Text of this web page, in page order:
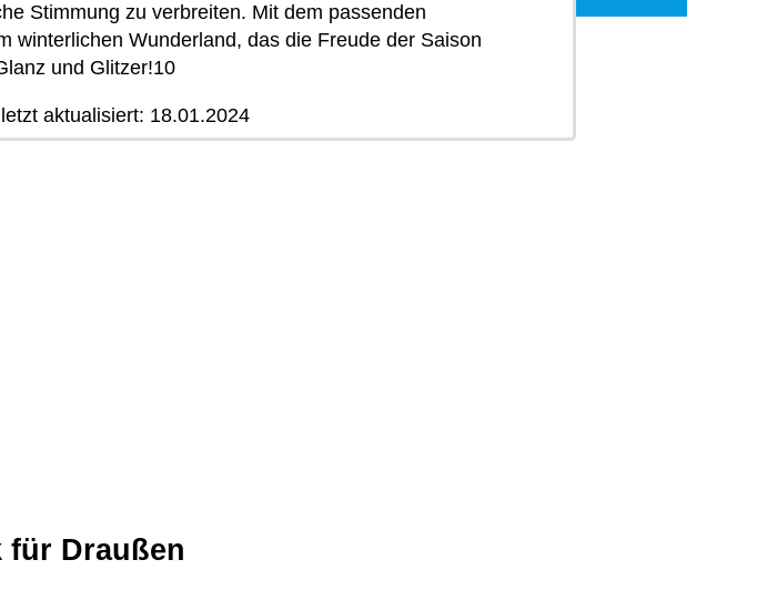
Stimmung zu verbreiten. Mit dem passenden
winterlichen Wunderland, das die Freude der Saison
und Glitzer!10
aktualisiert: 18.01.2024
für Draußen